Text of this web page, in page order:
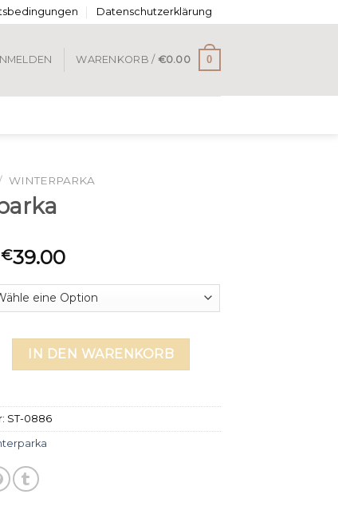
Datenschutzerklärung
WARENKORB / €0.00 0
WINTERPARKA
€39.00
IN DEN WARENKORB
ST-0886